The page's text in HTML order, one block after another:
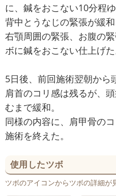
に、鍼をおこない10分程
背中とうなじの緊張が緩和
右顎周囲の緊張、お腹の
ボに鍼をおこない仕上げた
5日後、前回施術翌朝から
肩首のコリ感は残るが、
むまで緩和。
同様の内容に、肩甲骨の
施術を終えた。
使用したツボ
ツボのアイコンからツボの詳細が